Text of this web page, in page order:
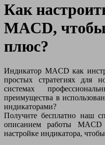
Как
MACD,
плюс?
Индикатор MACD как
простых стратегиях для
системах
преимущества в
индикаторами?
Получите бесплатно наш
описанием работы
настройке индикатора,